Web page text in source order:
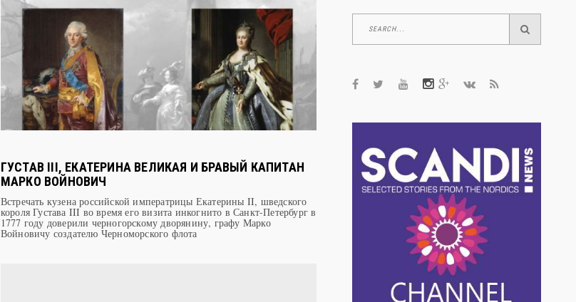
ОСНОВАТЕЛИ ВАЛААМСКОГО
ШЕСТЬ ПРИЧИН ПОБЫВАТЬ В МУЗЕЕ
РЫБАЦКИЙ ДОМИК ИМПЕРАТОРА
ГУСТАВ III, ЕКАТЕРИНА ВЕЛИКАЯ И БРАВЫЙ КАПИТАН
МАРКО ВОЙНОВИЧ
Встречать кузена российской императрицы Екатерины II, шведского
короля Густава III во время его визита инкогнито в Санкт-Петербург в
1777 году доверили черногорскому дворянину, графу Марко
Войновичу создателю Черноморского флота